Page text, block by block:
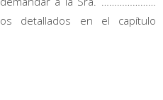
detallados en el capítulo